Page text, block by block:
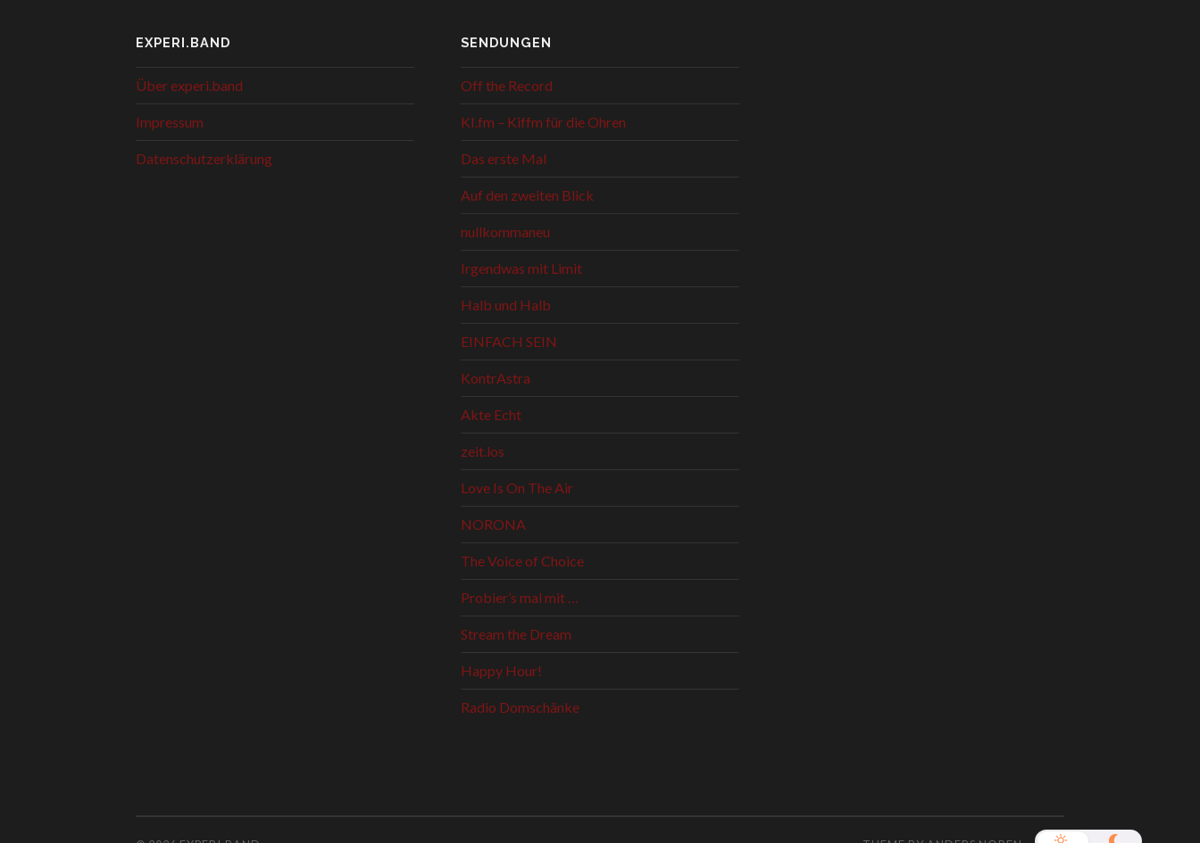
EXPERI.BAND
Über experi.band
Impressum
Datenschutzerklärung
SENDUNGEN
Off the Record
KI.fm – Kiffm für die Ohren
Das erste Mal
Auf den zweiten Blick
nullkommaneu
Irgendwas mit Limit
Halb und Halb
EINFACH SEIN
KontrAstra
Akte Echt
zeit.los
Love Is On The Air
NORONA
The Voice of Choice
Probier’s mal mit …
Stream the Dream
Happy Hour!
Radio Domschänke